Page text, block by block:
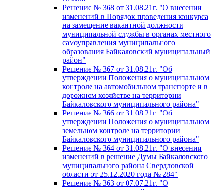
Решение № 368 от 31.08.21г. "О внесении
изменений в Порядок проведения конкурса
на замещение вакантной должности
муниципальной службы в органах местного
самоуправления муниципального
образования Байкаловский муниципальный
район"
Решение № 367 от 31.08.21г. "Об
утверждении Положения о муниципальном
контроле на автомобильном транспорте и в
дорожном хозяйстве на территории
Байкаловского муниципального района"
Решение № 366 от 31.08.21г. "Об
утверждении Положения о муниципальном
земельном контроле на территории
Байкаловского муниципального района"
Решение № 364 от 31.08.21г. "О внесении
изменений в решение Думы Байкаловского
муниципального района Свердловской
области от 25.12.2020 года № 284"
Решение № 363 от 07.07.21г. "О